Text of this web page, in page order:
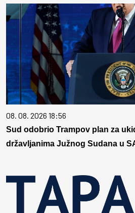
08. 08. 2026 18:56
Sud odobrio Trampov plan za
državljanima Južnog Sudana u